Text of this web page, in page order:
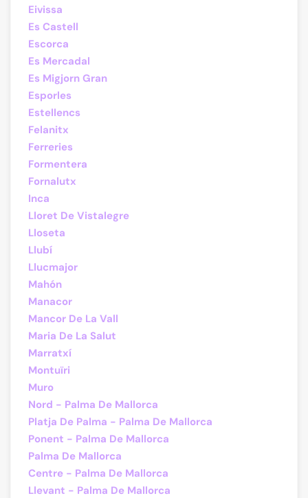
Eivissa
Es Castell
Escorca
Es Mercadal
Es Migjorn Gran
Esporles
Estellencs
Felanitx
Ferreries
Formentera
Fornalutx
Inca
Lloret De Vistalegre
Lloseta
Llubí
Llucmajor
Mahón
Manacor
Mancor De La Vall
Maria De La Salut
Marratxí
Montuïri
Muro
Nord - Palma De Mallorca
Platja De Palma - Palma De Mallorca
Ponent - Palma De Mallorca
Palma De Mallorca
Centre - Palma De Mallorca
Llevant - Palma De Mallorca